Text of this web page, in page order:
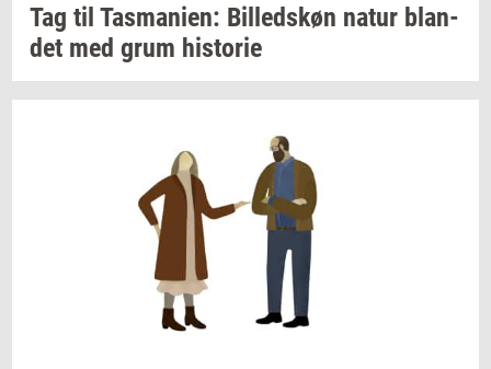
Tag til Tas­ma­ni­en: Bil­leds­køn natur blan­
det med grum hi­sto­rie